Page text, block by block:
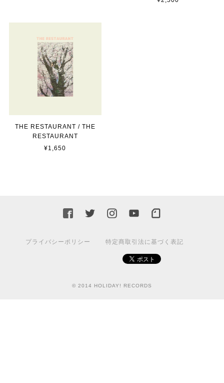
THE RESTAURANT / THE
RESTAURANT
¥1,650
プライバシーポリシー 特定商取引法に基づく表記
© 2014 HOLIDAY! RECORDS